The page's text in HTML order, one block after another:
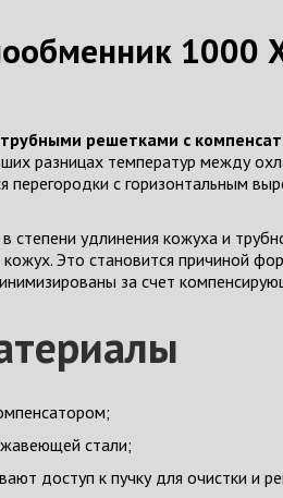
1000
решетками с
разницах температур между
с горизонтальным
степени удлинения кожуха и
Это становится причиной
за счет
стали;
доступ к пучку для очистки и